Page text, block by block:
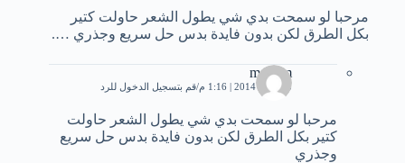
مرحبا لو سمحت بدي شي يطول الشعر حاولت كتير
بكل الطرق لكن بدون فايدة بدس حل سريع وجذري ….
mariem
13 يناير، 2014 | 1:16 م قم بتسجيل الدخول للرد
مرحبا لو سمحت بدي شي يطول الشعر حاولت
كتير بكل الطرق لكن بدون فايدة بدس حل سريع
وجذري